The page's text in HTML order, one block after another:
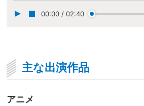
00:00 / 02:40
主な出演作品
アニメ